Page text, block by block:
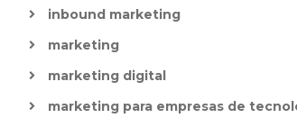
inbound marketing
marketing
marketing digital
marketing para empresas de